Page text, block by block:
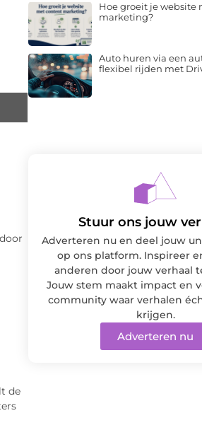
de
Hoe groeit je website
marketing?
Auto huren via een
flexibel rijden met
Stuur ons jouw
Adverteren nu en deel jouw
op ons platform. Inspireer
anderen door jouw verhaal
Jouw stem maakt impact en
community waar verhalen
krijgen.
Adverteren nu